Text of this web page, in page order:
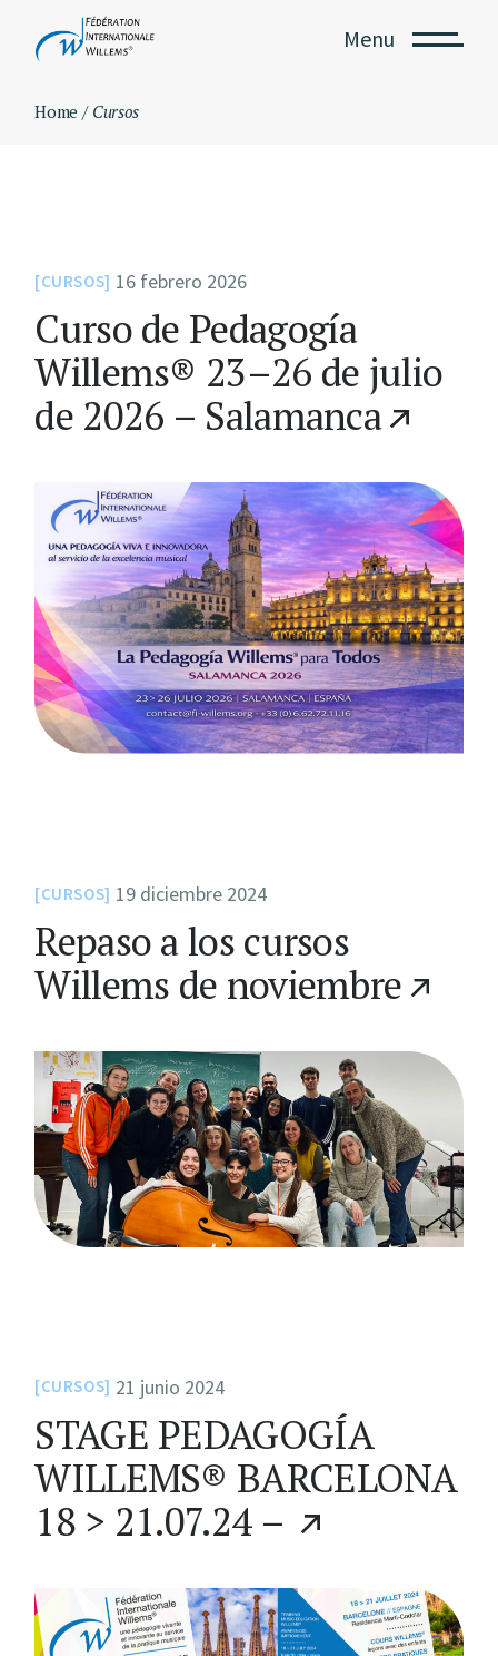
content
Menu
Home Cursos
CURSOS 16 febrero 2026
Curso de Pedagogía
Willems® 23–26 de julio
de 2026 – Salamanca
CURSOS 19 diciembre 2024
Repaso a los cursos
Willems de noviembre
CURSOS 21 junio 2024
STAGE PEDAGOGÍA
WILLEMS® BARCELONA
18 > 21.07.24 –